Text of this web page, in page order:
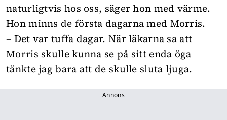
naturligtvis hos oss, säger hon med värme.
Hon minns de första dagarna med Morris.
– Det var tuffa dagar. När läkarna sa att
Morris skulle kunna se på sitt enda öga
tänkte jag bara att de skulle sluta ljuga.
Annons